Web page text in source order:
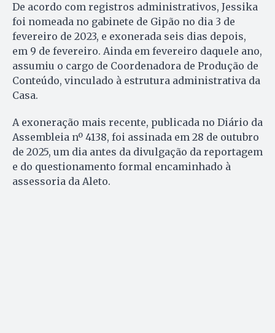
De acordo com registros administrativos, Jessika
foi nomeada no gabinete de Gipão no dia 3 de
fevereiro de 2023, e exonerada seis dias depois,
em 9 de fevereiro. Ainda em fevereiro daquele ano,
assumiu o cargo de Coordenadora de Produção de
Conteúdo, vinculado à estrutura administrativa da
Casa.
A exoneração mais recente, publicada no Diário da
Assembleia nº 4138, foi assinada em 28 de outubro
de 2025, um dia antes da divulgação da reportagem
e do questionamento formal encaminhado à
assessoria da Aleto.